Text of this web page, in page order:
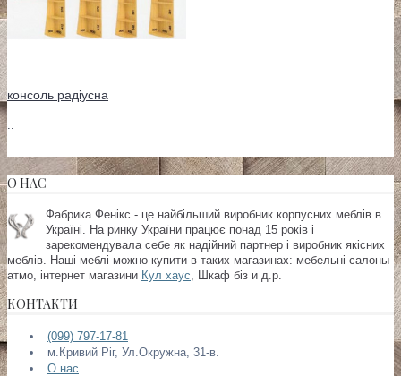
консоль радіусна
О НАС
Фабрика Фенікс - це найбільший виробник корпусних меблів в
Україні. На ринку України працює понад 15 років і
зарекомендувала себе як надійний партнер і виробник якісних
меблів. Наші меблі можно купити в таких магазинах: мебельні салоны
атмо, інтернет магазини Кул хаус , Шкаф біз и д.р.
КОНТАКТИ
(099) 797-17-81
м.Кривий Ріг, Ул.Окружна, 31-в.
О нас